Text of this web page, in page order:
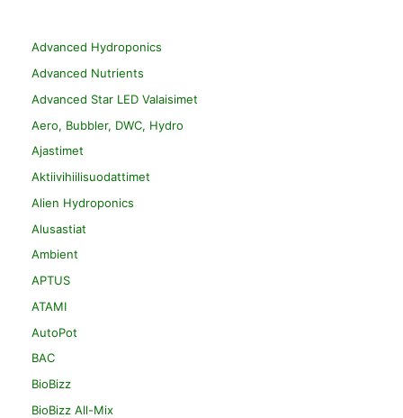
Advanced Hydroponics
Advanced Nutrients
Advanced Star LED Valaisimet
Aero, Bubbler, DWC, Hydro
Ajastimet
Aktiivihiilisuodattimet
Alien Hydroponics
Alusastiat
Ambient
APTUS
ATAMI
AutoPot
BAC
BioBizz
BioBizz All-Mix